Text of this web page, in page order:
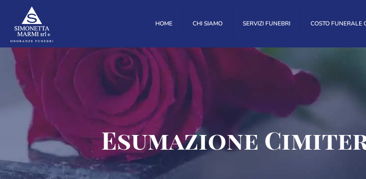
HOME CHI SIAMO SERVIZI FUNEBRI COSTO FUNERALE
Esumazione